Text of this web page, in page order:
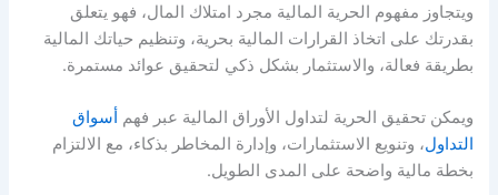
ويتجاوز مفهوم الحرية الماليةمجرد امتلاك المال، فهو يتعلق
بقدرتك على اتخاذ القرارات المالية بحرية، وتنظيم حياتك المالية
بطريقة فعالة، والاستثمار بشكل ذكي لتحقيق عوائد مستمرة.
ويمكن تحقيق الحرية لتداول الأوراق الماليةعبر فهمأسواق
التداول ، وتنويع الاستثمارات، وإدارة المخاطر بذكاء، مع الالتزام
بخطة مالية واضحة على المدى الطويل.